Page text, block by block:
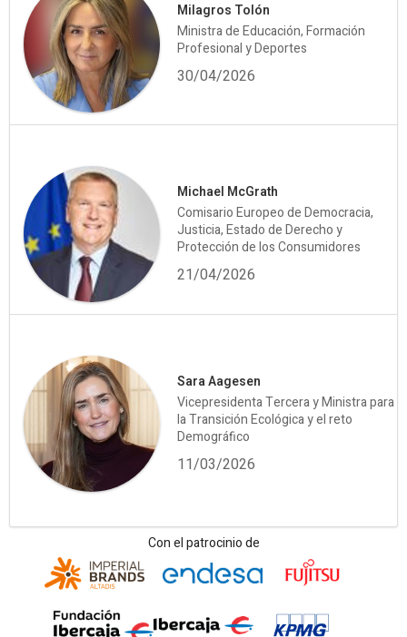
Milagros Tolón
Ministra de Educación, Formación
Profesional y Deportes
30/04/2026
Michael McGrath
Comisario Europeo de Democracia,
Justicia, Estado de Derecho y
Protección de los Consumidores
21/04/2026
Sara Aagesen
Vicepresidenta Tercera y Ministra para
la Transición Ecológica y el reto
Demográfico
11/03/2026
Con el patrocinio de